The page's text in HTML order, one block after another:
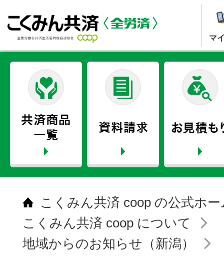
マ
こくみん共済 coop の公式ホ
こくみん共済 coop について
地域からのお知らせ（新潟）